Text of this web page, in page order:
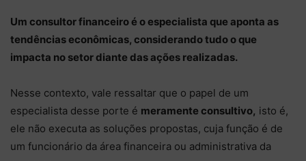
Um consultor financeiro é o especialista que aponta as
tendências econômicas, considerando tudo o que
impacta no setor diante das ações realizadas.
Nesse contexto, vale ressaltar que o papel de um
especialista desse porte é meramente consultivo, isto é,
ele não executa as soluções propostas, cuja função é de
um funcionário da área financeira ou administrativa da